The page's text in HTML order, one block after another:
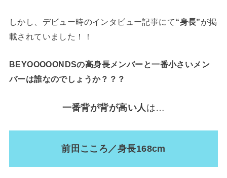
しかし、デビュー時のインタビュー記事にて“身長”が掲
載されていました！！
BEYOOOOONDSの高身長メンバーと一番小さいメン
バーは誰なのでしょうか？？？
一番背が背が高い人は…
前田こころ／身長168cm